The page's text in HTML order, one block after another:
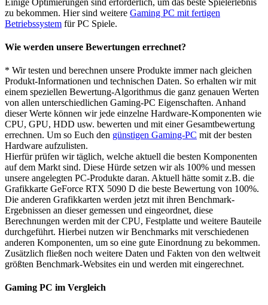
zu bekommen. Hier sind weitere Gaming PC mit fertigen
Betriebssystem für PC Spiele.
Wie werden unsere Bewertungen errechnet?
* Wir testen und berechnen unsere Produkte immer nach gleichen
Produkt-Informationen und technischen Daten. So erhalten wir mit
einem speziellen Bewertung-Algorithmus die ganz genauen Werten
von allen unterschiedlichen Gaming-PC Eigenschaften. Anhand
dieser Werte können wir jede einzelne Hardware-Komponenten wie
CPU, GPU, HDD usw. bewerten und mit einer Gesamtbewertung
errechnen. Um so Euch den günstigen Gaming-PC mit der besten
Hardware aufzulisten.
Hierfür prüfen wir täglich, welche aktuell die besten Komponenten
auf dem Markt sind. Diese Hürde setzen wir als 100% und messen
unsere angelegten PC-Produkte daran. Aktuell hätte somit z.B. die
Grafikkarte GeForce RTX 5090 D die beste Bewertung von 100%.
Die anderen Grafikkarten werden jetzt mit ihren Benchmark-
Ergebnissen an dieser gemessen und eingeordnet, diese
Berechnungen werden mit der CPU, Festplatte und weitere Bauteile
durchgeführt. Hierbei nutzen wir Benchmarks mit verschiedenen
anderen Komponenten, um so eine gute Einordnung zu bekommen.
Zusätzlich fließen noch weitere Daten und Fakten von den weltweit
größten Benchmark-Websites ein und werden mit eingerechnet.
Gaming PC im Vergleich